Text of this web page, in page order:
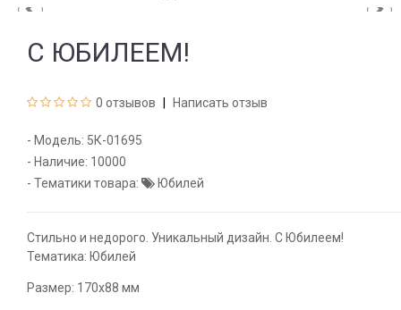
С ЮБИЛЕЕМ!
0 отзывов Написать отзыв
- Модель: 5К-01695
- Наличие: 10000
- Тематики товара:
Юбилей
Стильно и недорого. Уникальный дизайн. С Юбилеем!
Тематика: Юбилей
Размер: 170х88 мм